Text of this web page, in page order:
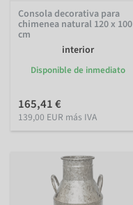
Consola decorativa para
chimenea natural 120 x 100
cm
interior
Disponible de inmediato
165,41 €
139,00 EUR más IVA